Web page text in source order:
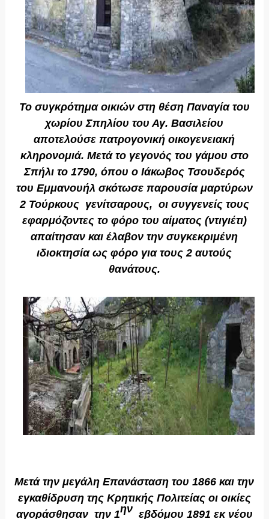
Το συγκρότημα οικιών στη θέση Παναγία του
χωρίου Σπηλίου του Αγ. Βασιλείου
αποτελούσε πατρογονική οικογενειακή
κληρονομιά. Μετά το γεγονός του γάμου στο
Σπήλι το 1790, όπου ο Ιάκωβος Τσουδερός
του Εμμανουήλ σκότωσε παρουσία μαρτύρων
2 Τούρκους γενίτσαρους, οι συγγενείς τους
εφαρμόζοντες το φόρο του αίματος (ντιγιέτι)
απαίτησαν και έλαβον την συγκεκριμένη
ιδιοκτησία ως φόρο για τους 2 αυτούς
θανάτους.
Μετά την μεγάλη Επανάσταση του 1866 και την
εγκαθίδρυση της Κρητικής Πολιτείας οι οικίες
αγοράσθησαν την 1ην εβδόμου 1891 εκ νέου